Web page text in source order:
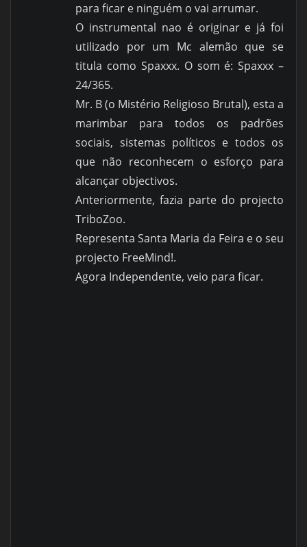
para ficar e ninguém o vai arrumar.
O instrumental nao é originar e já foi
utilizado por um Mc alemão que se
titula como Spaxxx. O som é: Spaxxx –
24/365.
Mr. B (o Mistério Religioso Brutal), esta a
marimbar para todos os padrões
sociais, sistemas políticos e todos os
que não reconhecem o esforço para
alcançar objectivos.
Anteriormente, fazia parte do projecto
TriboZoo.
Representa Santa Maria da Feira e o seu
projecto FreeMind!.
Agora Independente, veio para ficar.